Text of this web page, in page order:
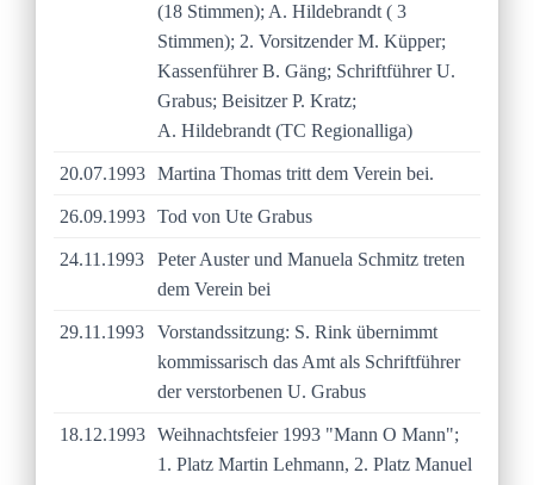
(18 Stimmen); A. Hildebrandt ( 3
Stimmen); 2. Vorsitzender M. Küpper;
Kassenführer B. Gäng; Schriftführer U.
Grabus; Beisitzer P. Kratz;
A. Hildebrandt (TC Regionalliga)
20.07.1993 Martina Thomas tritt dem Verein bei.
26.09.1993 Tod von Ute Grabus
24.11.1993
Peter Auster und Manuela Schmitz treten
dem Verein bei
29.11.1993
Vorstandssitzung: S. Rink übernimmt
kommissarisch das Amt als Schriftführer
der verstorbenen U. Grabus
18.12.1993 Weihnachtsfeier 1993 "Mann O Mann";
1. Platz Martin Lehmann, 2. Platz Manuel